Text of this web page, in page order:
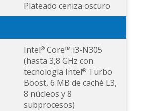
Plateado ceniza oscuro
Intel®Core™ i3-N305
(hasta 3,8 GHz con
tecnología Intel®Turbo
Boost, 6 MB de caché L3,
8 núcleos y 8
subprocesos)